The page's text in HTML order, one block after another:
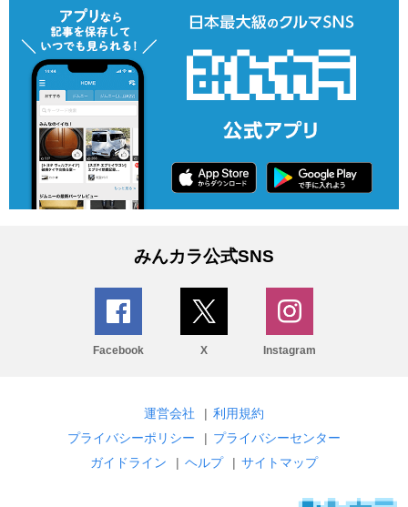
みんカラ公式SNS
Facebook X Instagram
運営会社 | 利用規約
プライバシーポリシー
| プライバシーセンター
ガイドライン
| ヘルプ | サイトマップ